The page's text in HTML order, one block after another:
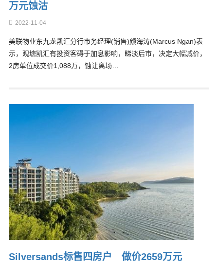
万元蚀沽
2022-11-04
美联物业东九龙凯汇分行市务经理(销售)颜海涛(Marcus Ngan)表
示，观塘凯汇有投资客碍于加息影响，睇淡后市，决定大幅减价，
2房单位成交价1,088万，蚀让离场…
Silversands标售四房户 做价2659万元